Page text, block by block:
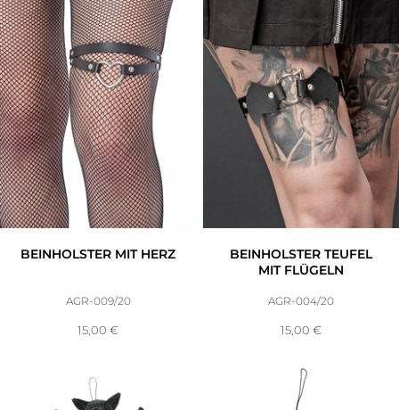
BEINHOLSTER MIT HERZ
AGR-009/20
15,00 €
BEINHOLSTER TEUFEL
MIT FLÜGELN
AGR-004/20
15,00 €